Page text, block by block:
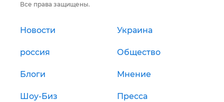
Все права защищены.
Новости Украина
россия Общество
Блоги Мнение
Шоу-Биз Пресса